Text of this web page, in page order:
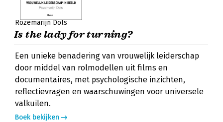
Rozemarijn Dols
Is the lady for turning?
Een unieke benadering van vrouwelijk leiderschap
door middel van rolmodellen uit films en
documentaires, met psychologische inzichten,
reflectievragen en waarschuwingen voor universele
valkuilen.
Boek bekijken